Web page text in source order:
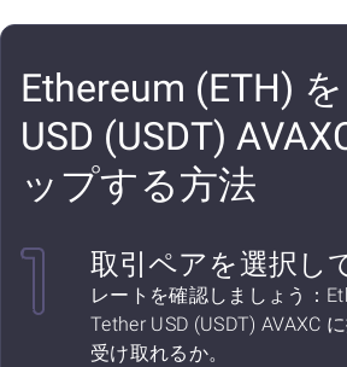
Ethereum (ETH)
USD (USDT)
ップする方法
取引ペアを選択し
レートを確認しましょう：
Tether USD (USDT) AVAXC
受け取れるか。